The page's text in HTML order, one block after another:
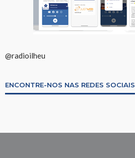
@radioilheu
ENCONTRE-NOS NAS REDES SOCIAIS